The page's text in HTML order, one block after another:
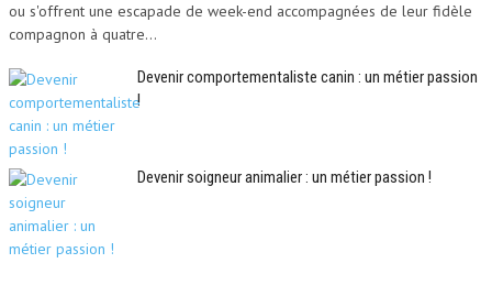
ou s'offrent une escapade de week-end accompagnées de leur fidèle
compagnon à quatre...
Devenir comportementaliste canin : un métier passion
!
Devenir soigneur animalier : un métier passion !